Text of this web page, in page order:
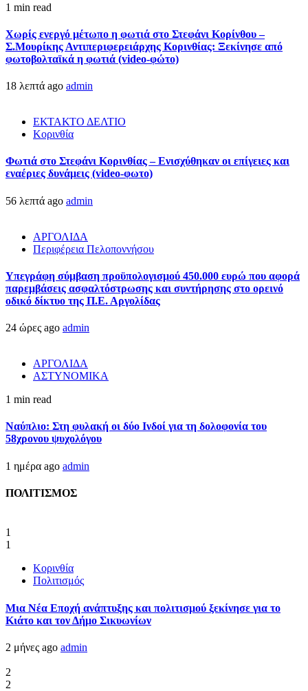
1 min read
Χωρίς ενεργό μέτωπο η φωτιά στο Στεφάνι Κορίνθου –
Σ.Μουρίκης Αντιπεριφερειάρχης Κορινθίας: Ξεκίνησε από
φωτοβολταϊκά η φωτιά (video-φώτο)
18 λεπτά ago admin
ΕΚΤΑΚΤΟ ΔΕΛΤΙΟ
Κορινθία
Φωτιά στο Στεφάνι Κορινθίας – Ενισχύθηκαν οι επίγειες και
εναέριες δυνάμεις (video-φωτο)
56 λεπτά ago admin
ΑΡΓΟΛΙΔΑ
Περιφέρεια Πελοποννήσου
Υπεγράφη σύμβαση προϋπολογισμού 450.000 ευρώ που αφορά
παρεμβάσεις ασφαλτόστρωσης και συντήρησης στο ορεινό
οδικό δίκτυο της Π.Ε. Αργολίδας
24 ώρες ago admin
ΑΡΓΟΛΙΔΑ
ΑΣΤΥΝΟΜΙΚΑ
1 min read
Ναύπλιο: Στη φυλακή οι δύο Ινδοί για τη δολοφονία του
58χρονου ψυχολόγου
1 ημέρα ago admin
ΠΟΛΙΤΙΣΜΟΣ
1
1
Κορινθία
Πολιτισμός
Μια Νέα Εποχή ανάπτυξης και πολιτισμού ξεκίνησε για το
Κιάτο και τον Δήμο Σικυωνίων
2 μήνες ago admin
2
2